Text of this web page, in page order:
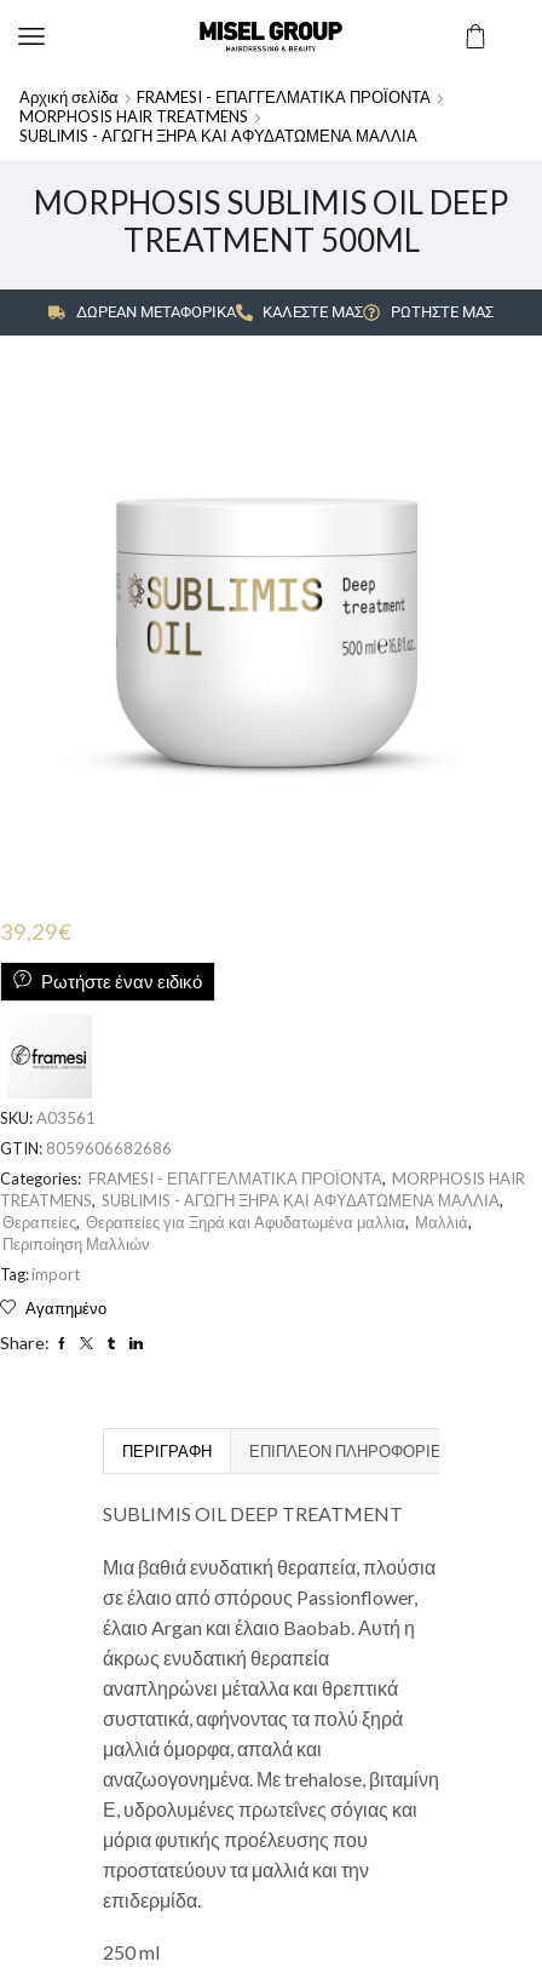
Αρχική σελίδα
FRAMESI - ΕΠΑΓΓΕΛΜΑΤΙΚΑ ΠΡΟΪΟΝΤΑ
MORPHOSIS HAIR TREATMENS
SUBLIMIS - ΑΓΩΓΗ ΞΗΡΑ ΚΑΙ ΑΦΥΔΑΤΩΜΕΝΑ ΜΑΛΛΙΑ
MORPHOSIS SUBLIMIS OIL DEEP
TREATMENT 500ML
ΔΩΡΕΑΝ ΜΕΤΑΦΟΡΙΚΑ ΚΑΛΕΣΤΕ ΜΑΣ ΡΩΤΗΣΤΕ ΜΑΣ
39,29€
Ρωτήστε έναν ειδικό
SKU:A03561
GTIN: 8059606682686
Categories: FRAMESI - ΕΠΑΓΓΕΛΜΑΤΙΚΑ ΠΡΟΪΟΝΤΑ, MORPHOSIS HAIR
TREATMENS, SUBLIMIS - ΑΓΩΓΗ ΞΗΡΑ ΚΑΙ ΑΦΥΔΑΤΩΜΕΝΑ ΜΑΛΛΙΑ,
Θεραπείες, Θεραπείες για Ξηρά και Αφυδατωμένα μαλλια, Μαλλιά,
Περιποίηση Μαλλιών
Tag:import
Αγαπημένο
Share:
ΠΕΡΙΓΡΑΦΉ ΕΠΙΠΛΈΟΝ ΠΛΗΡΟΦΟΡΊΕΣ
SUBLIMIS OIL DEEP TREATMENT
Μια βαθιά ενυδατική θεραπεία, πλούσια
σε έλαιο από σπόρους Passionflower,
έλαιο Argan και έλαιο Baobab. Αυτή η
άκρως ενυδατική θεραπεία
αναπληρώνει μέταλλα και θρεπτικά
συστατικά, αφήνοντας τα πολύ ξηρά
μαλλιά όμορφα, απαλά και
αναζωογονημένα. Με trehalose, βιταμίνη
Ε, υδρολυμένες πρωτεΐνες σόγιας και
μόρια φυτικής προέλευσης που
προστατεύουν τα μαλλιά και την
επιδερμίδα.
250 ml